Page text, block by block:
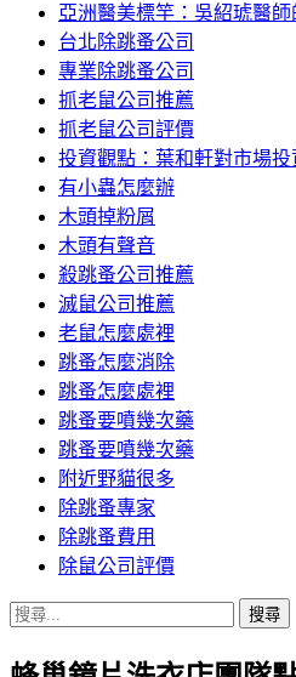
內
容
區
亞洲醫美標竿：吳紹琥醫
台北除跳蚤公司
專業除跳蚤公司
抓老鼠公司推薦
抓老鼠公司評價
投資觀點：葉和軒對市場
有小蟲怎麼辦
木頭掉粉屑
木頭有聲音
殺跳蚤公司推薦
滅鼠公司推薦
老鼠怎麼處裡
跳蚤怎麼消除
跳蚤怎麼處裡
跳蚤要噴幾次藥
跳蚤要噴幾次藥
附近野貓很多
除跳蚤專家
除跳蚤費用
除鼠公司評價
搜
關